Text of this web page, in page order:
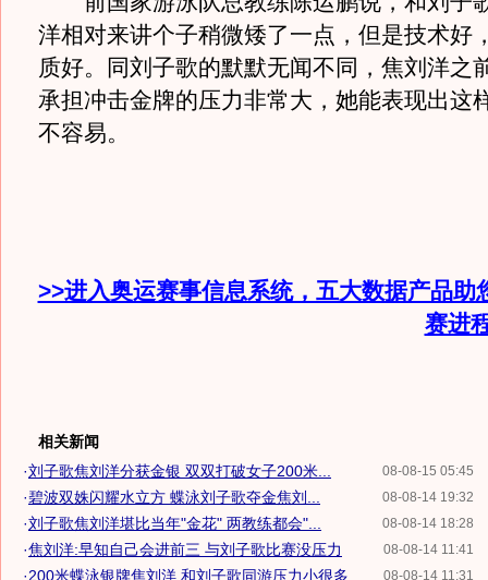
洋相对来讲个子稍微矮了一点，但是技术好
质好。同刘子歌的默默无闻不同，焦刘洋之
承担冲击金牌的压力非常大，她能表现出这
不容易。
>>进入奥运赛事信息系统，五大数据产品助
赛进
相关新闻
08-08-15 05:45
·刘子歌焦刘洋分获金银 双双打破女子200米...
08-08-14 19:32
·碧波双姝闪耀水立方 蝶泳刘子歌夺金焦刘...
08-08-14 18:28
·刘子歌焦刘洋堪比当年"金花" 两教练都会"...
08-08-14 11:41
·焦刘洋:早知自己会进前三 与刘子歌比赛没压力
08-08-14 11:31
·200米蝶泳银牌焦刘洋 和刘子歌同游压力小很多